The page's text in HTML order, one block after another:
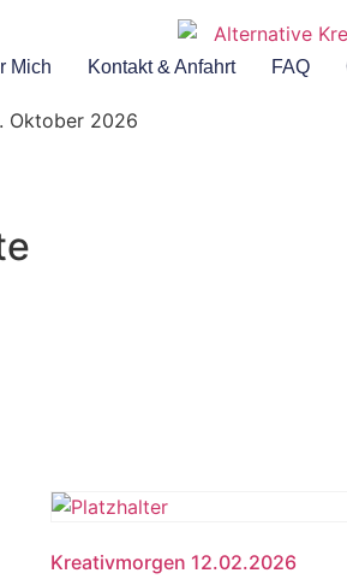
Mich Kontakt & Anfahrt FAQ
Oktober 2026
Kreativmorgen 12.02.2026